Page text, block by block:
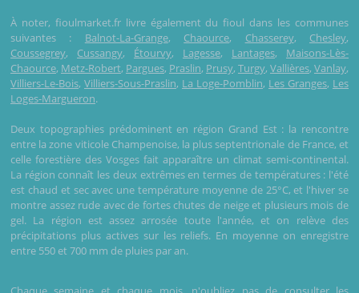
À noter, fioulmarket.fr livre également du fioul dans les communes
suivantes : Balnot-La-Grange, Chaource, Chasserey, Chesley,
Coussegrey, Cussangy, Étourvy, Lagesse, Lantages, Maisons-Lès-
Chaource, Metz-Robert, Pargues, Praslin, Prusy, Turgy, Vallières, Vanlay,
Villiers-Le-Bois, Villiers-Sous-Praslin, La Loge-Pomblin, Les Granges, Les
Loges-Margueron.
Deux topographies prédominent en région Grand Est : la rencontre
entre la zone viticole Champenoise, la plus septentrionale de France, et
celle forestière des Vosges fait apparaître un climat semi-continental.
La région connaît les deux extrêmes en termes de températures : l'été
est chaud et sec avec une température moyenne de 25°C, et l'hiver se
montre assez rude avec de fortes chutes de neige et plusieurs mois de
gel. La région est assez arrosée toute l'année, et on relève des
précipitations plus actives sur les reliefs. En moyenne on enregistre
entre 550 et 700 mm de pluies par an.